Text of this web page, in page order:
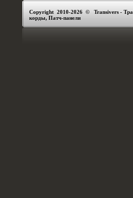
Copyright 2010-2026 © Transivers -
корды, Патч-панели